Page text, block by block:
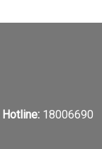
Hotline:18006690